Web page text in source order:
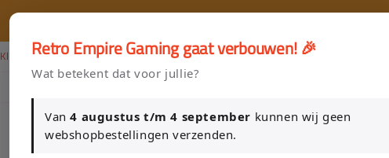
Klik Hier en Verkoop je Game of TCG collectie aan Retro Empire →
Retro Empire Gaming gaat verbouwen! 🎉
Wat betekent dat voor jullie?
Van4 augustus t/m 4 september kunnen wij geen
webshopbestellingen verzenden.